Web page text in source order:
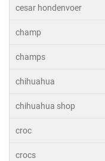
cesar hondenvoer
champ
champs
chihuahua
chihuahua shop
croc
crocs